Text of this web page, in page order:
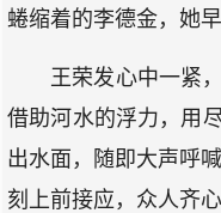
蜷缩着的李德金，她
王荣发心中一紧
借助河水的浮力，用
出水面，随即大声呼
刻上前接应，众人齐